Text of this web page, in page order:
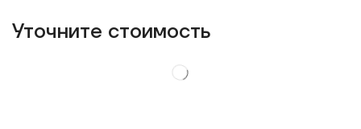
Уточнитe стоимость